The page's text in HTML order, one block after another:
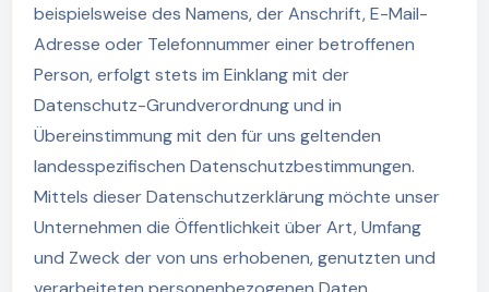
beispielsweise des Namens, der Anschrift, E-Mail-
Adresse oder Telefonnummer einer betroffenen
Person, erfolgt stets im Einklang mit der
Datenschutz-Grundverordnung und in
Übereinstimmung mit den für uns geltenden
landesspezifischen Datenschutzbestimmungen.
Mittels dieser Datenschutzerklärung möchte unser
Unternehmen die Öffentlichkeit über Art, Umfang
und Zweck der von uns erhobenen, genutzten und